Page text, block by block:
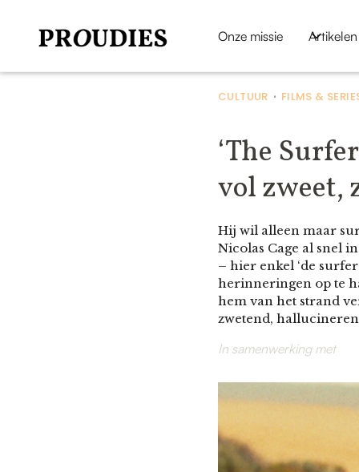
Onze missie Artikelen
CULTUUR • FILMS &
‘The
vol zweet,
Hij wil alleen maar
Nicolas Cage al snel
– hier enkel ‘de
herinneringen op te
hem van het strand
zwetend,
In samenwerking met